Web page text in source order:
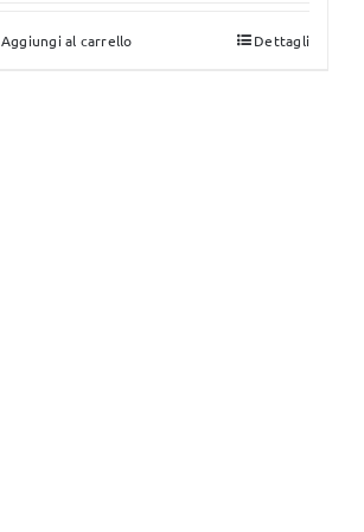
era:
è:
Aggiungi al carrello Dettagli